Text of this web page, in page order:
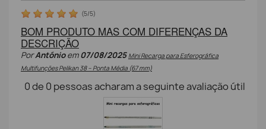
(5/5)
BOM PRODUTO MAS COM DIFERENÇAS DA
DESCRIÇÃO
PorAntónioem07/08/2025 Mini Recarga para Esferográfica
Multifunções Pelikan 38 – Ponta Média (67 mm)
0de 0 pessoas acharam a seguinte avaliação útil